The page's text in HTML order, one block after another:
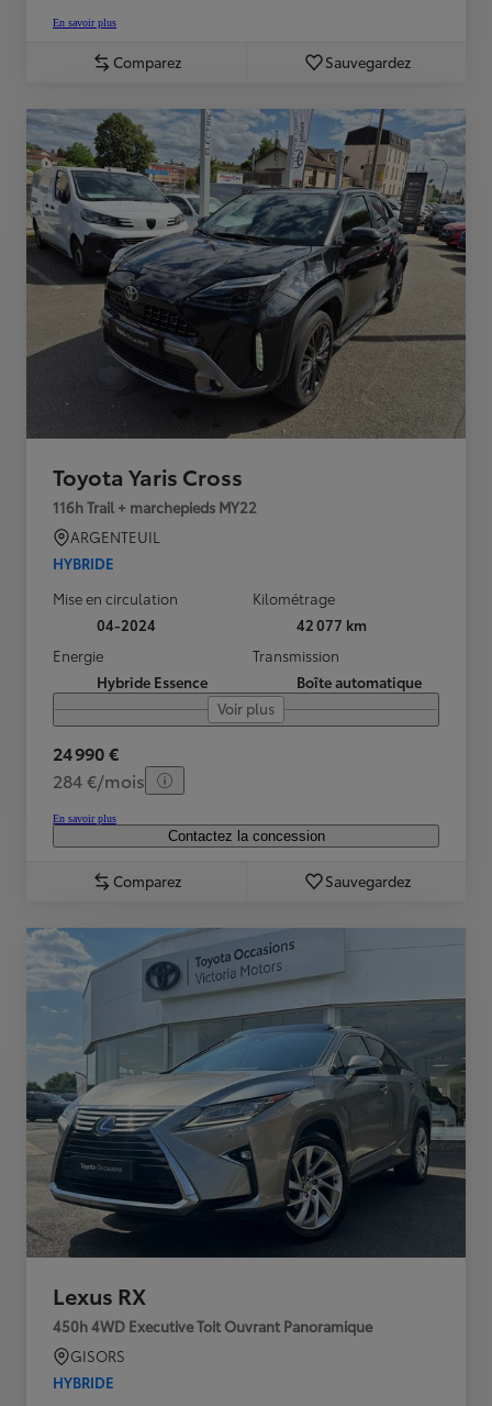
En savoir plus
Comparez Sauvegardez
Toyota Yaris Cross
116h Trail + marchepieds MY22
ARGENTEUIL
HYBRIDE
Mise en circulation
04-2024
Kilométrage
42 077 km
Energie
Hybride Essence
Transmission
Boîte automatique
Voir plus
24 990 €
284 €/mois
En savoir plus
Contactez la concession
Comparez Sauvegardez
Lexus RX
450h 4WD Executive Toit Ouvrant Panoramique
GISORS
HYBRIDE